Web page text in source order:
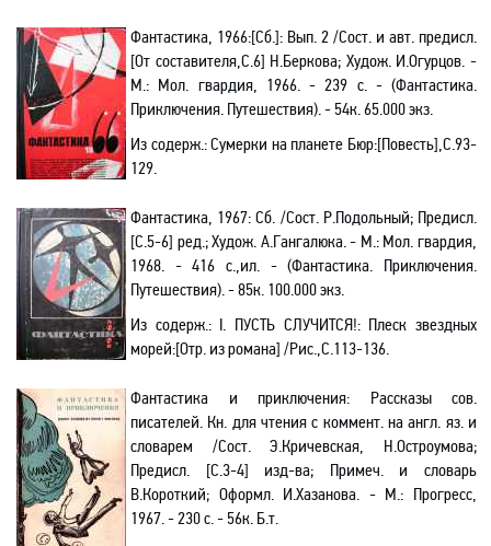
Фантастика, 1966:[Cб.]: Вып. 2 /Сост. и авт. предисл.
[От составителя,С.6] Н.Беркова; Худож. И.Огурцов. -
М.: Мол. гвардия, 1966. - 239 с. - (Фантастика.
Приключения. Путешествия). - 54к. 65.000 экз.
Из содерж.:Сумерки на планете Бюр:[Повесть],С.93-
129.
Фантастика, 1967:Cб. /Сост. Р.Подольный; Предисл.
[С.5-6] ред.; Худож. А.Гангалюка. - М.: Мол. гвардия,
1968. - 416 с.,ил. -(Фантастика. Приключения.
Путешествия). - 85к. 100.000 экз.
Из содерж.: I. ПУСТЬ СЛУЧИТСЯ!: Плеск звездных
морей:[Отр. из романа] /Рис.,С.113-136.
Фантастика и приключения: Рассказы сов.
писателей. Кн. для чтения с коммент. на англ. яз. и
словарем /Сост. Э.Кричевская, Н.Остроумова;
Предисл. [С.3-4] изд-ва; Примеч. и словарь
В.Короткий; Оформл. И.Хазанова. - М.: Прогресс,
1967. - 230 с. - 56к. Б.т.